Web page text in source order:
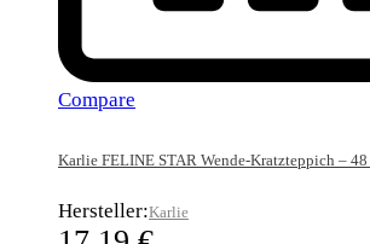
Compare
Karlie FELINE STAR Wende-Kratzteppich –
Hersteller:Karlie